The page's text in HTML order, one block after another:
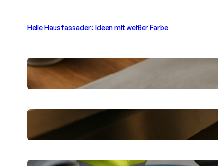
Helle Hausfassaden: Ideen mit weißer Farbe
Betonoptik selbst gestalten: Moderne
Beschichtungsprodukte
Verstopfte Abflüsse in Berlin schnell